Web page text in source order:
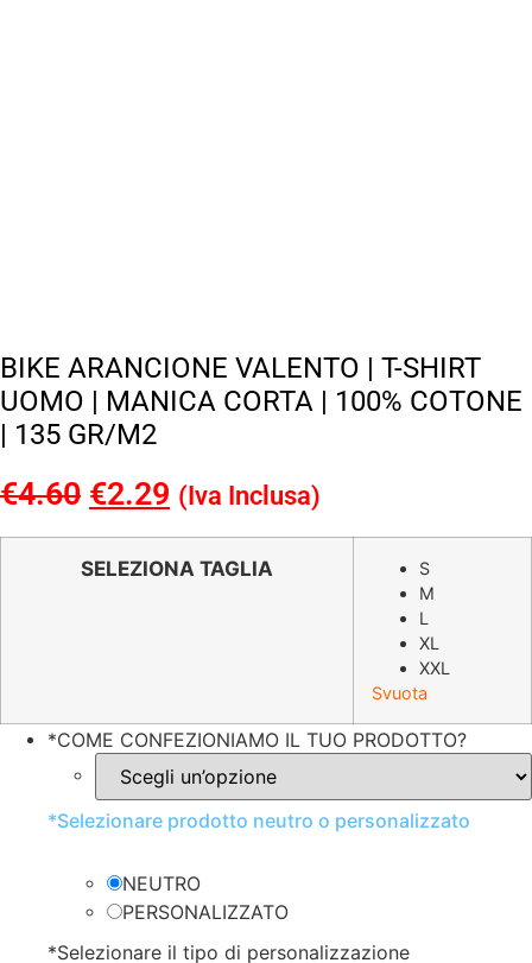
BIKE ARANCIONE VALENTO | T-SHIRT
UOMO | MANICA CORTA | 100% COTONE
| 135 GR/M2
€4.60 Il
prezzo
originale
€2.29 Il
prezzo
attuale
(Iva Inclusa)
SELEZIONA TAGLIA
S
M
L
XL
XXL
Svuota
*COME CONFEZIONIAMO IL TUO PRODOTTO?
*Selezionare prodotto neutro o personalizzato
NEUTRO
PERSONALIZZATO
*Selezionare il tipo di personalizzazione